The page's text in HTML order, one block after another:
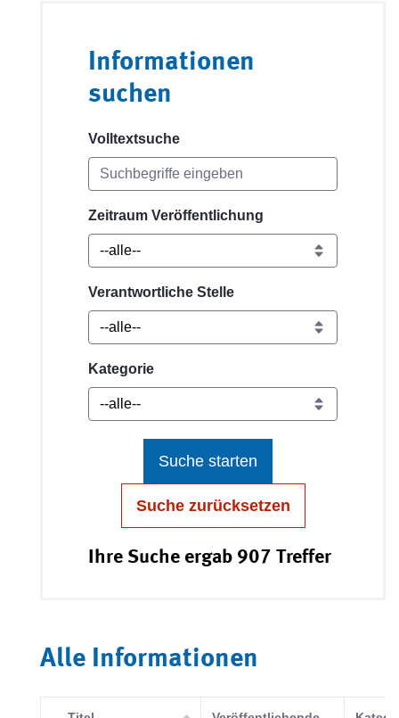
Informationen
suchen
Volltextsuche
Zeitraum Veröffentlichung
Verantwortliche Stelle
Kategorie
Suche starten
Suche zurücksetzen
Ihre Suche ergab 907 Treffer
Alle Informationen